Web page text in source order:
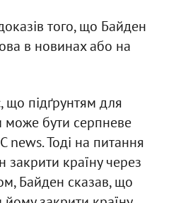
того, що Байден
в новинах або на
що підґрунтям для
може бути серпневе
news. Тоді на питання
закрити країну через
Байден сказав, що